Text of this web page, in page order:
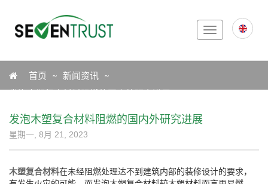
Toggle
navigation
Icon首页
新闻资讯
发泡木塑复合材料阻燃的国内外研究进展
发泡木塑复合材料阻燃的国内外研究进展
星期一, 8月 21, 2023
木塑复合材料在未经阻燃处理达不到建筑内部的装修设计的要求，